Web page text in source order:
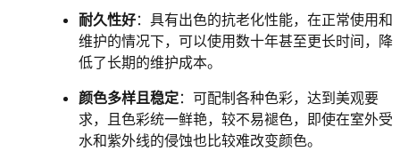
r
g/
1
9
8/
M
g/
1
M
耐久性好：具有出色的抗老化性能，在正常使用和
维护的情况下，可以使用数十年甚至更长时间，降
低了长期的维护成本。
颜色多样且稳定：可配制各种色彩，达到美观要
求，且色彩统一鲜艳，较不易褪色，即使在室外受
水和紫外线的侵蚀也比较难改变颜色。